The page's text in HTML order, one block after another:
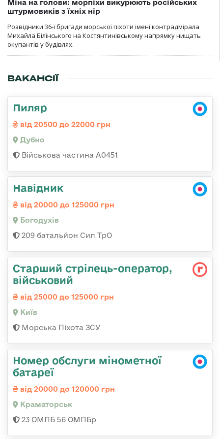
Міна на голови: морпіхи викурюють російських
штурмовиків з їхніх нір
Розвідники 36-ї бригади морської піхоти імені контрадмірала
Михайла Білінського на Костянтинівському напрямку нищать
окупантів у будівлях.
ВАКАНСІЇ
Пиляр
від 20500 до 22000 грн
Дубно
Військова частина А0451
Навідник
від 20000 до 125000 грн
Богодухів
209 батальйон Сил ТрО
Стаpший стpілець-опеpатоp,
військовий
від 25000 до 125000 грн
Київ
Морська Піхота ЗСУ
Номер обслуги мінометної
батареї
від 20000 до 120000 грн
Краматорськ
23 ОМПБ 56 ОМПБр